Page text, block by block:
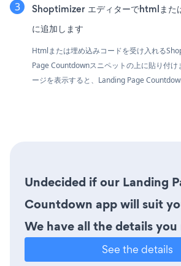
Shoptimizer エディターでhtmlまた
に追加します
Htmlまたは埋め込みコードを受け入れる
Page Countdownスニペットの上に貼り付
ージを表示すると、Landing Page
Undecided if our Landing
Countdown app will suit
We have all the details you
See the details